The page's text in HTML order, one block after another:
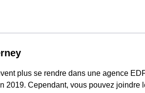
plus se rendre dans une agence
2019. Cependant, vous pouvez joindre